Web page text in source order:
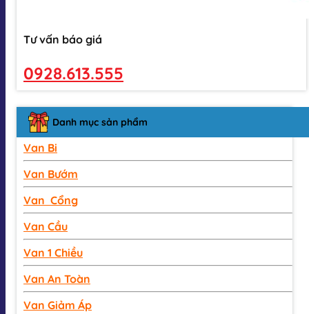
Tư vấn báo giá
0928.613.555
Danh mục sản phẩm
Van Bi
Van Bướm
Van Cổng
Van Cầu
Van 1 Chiều
Van An Toàn
Van Giảm Áp